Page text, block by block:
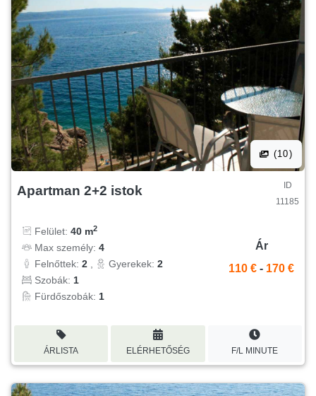
(10)
Apartman 2+2 istok
ID
11185
Felület: 40 m2
Max személy: 4
Felnőttek: 2 , Gyerekek: 2
Szobák: 1
Fürdőszobák: 1
Ár
110 € - 170 €
ÁRLISTA ELÉRHETŐSÉG F/L MINUTE